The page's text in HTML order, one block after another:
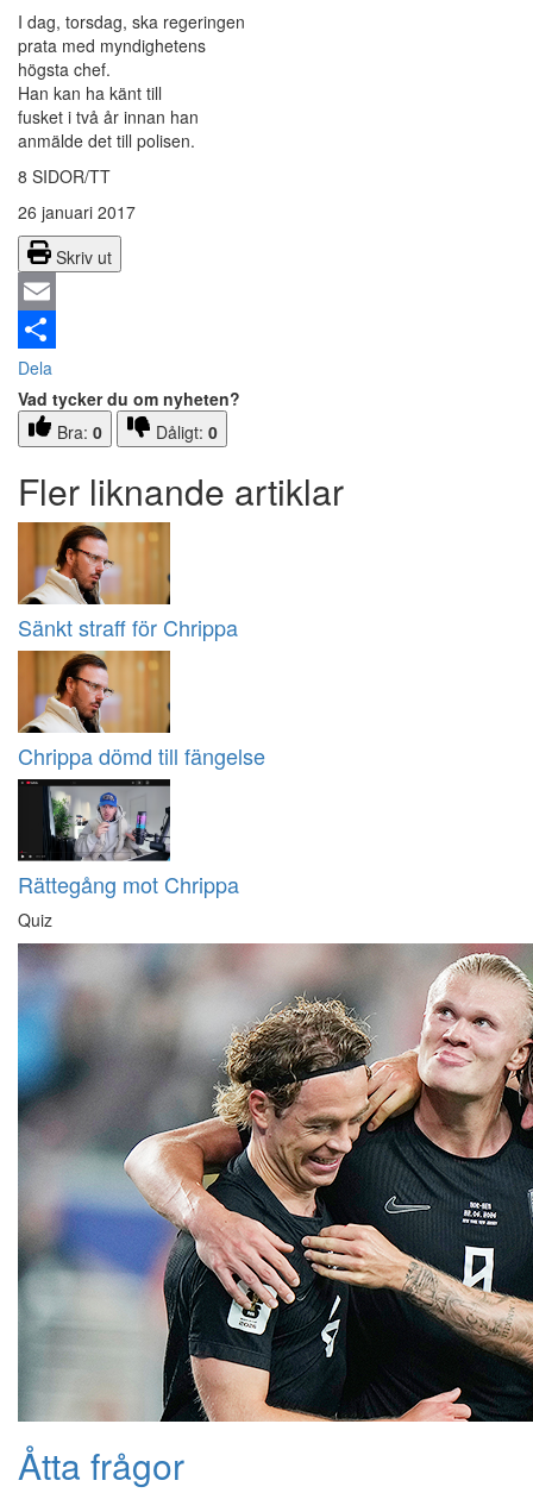
I dag, torsdag, ska regeringen
prata med myndighetens
högsta chef.
Han kan ha känt till
fusket i två år innan han
anmälde det till polisen.
8 SIDOR/TT
26 januari 2017
Skriv ut
Email
Dela
Vad tycker du om nyheten?
Bra: 0 Dåligt: 0
Fler liknande artiklar
Sänkt straff för Chrippa
Chrippa dömd till fängelse
Rättegång mot Chrippa
Quiz
Åtta frågor